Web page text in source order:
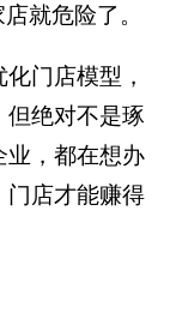
就危险了。
门店模型，
但绝对不是琢
业，都在想办
门店才能赚得